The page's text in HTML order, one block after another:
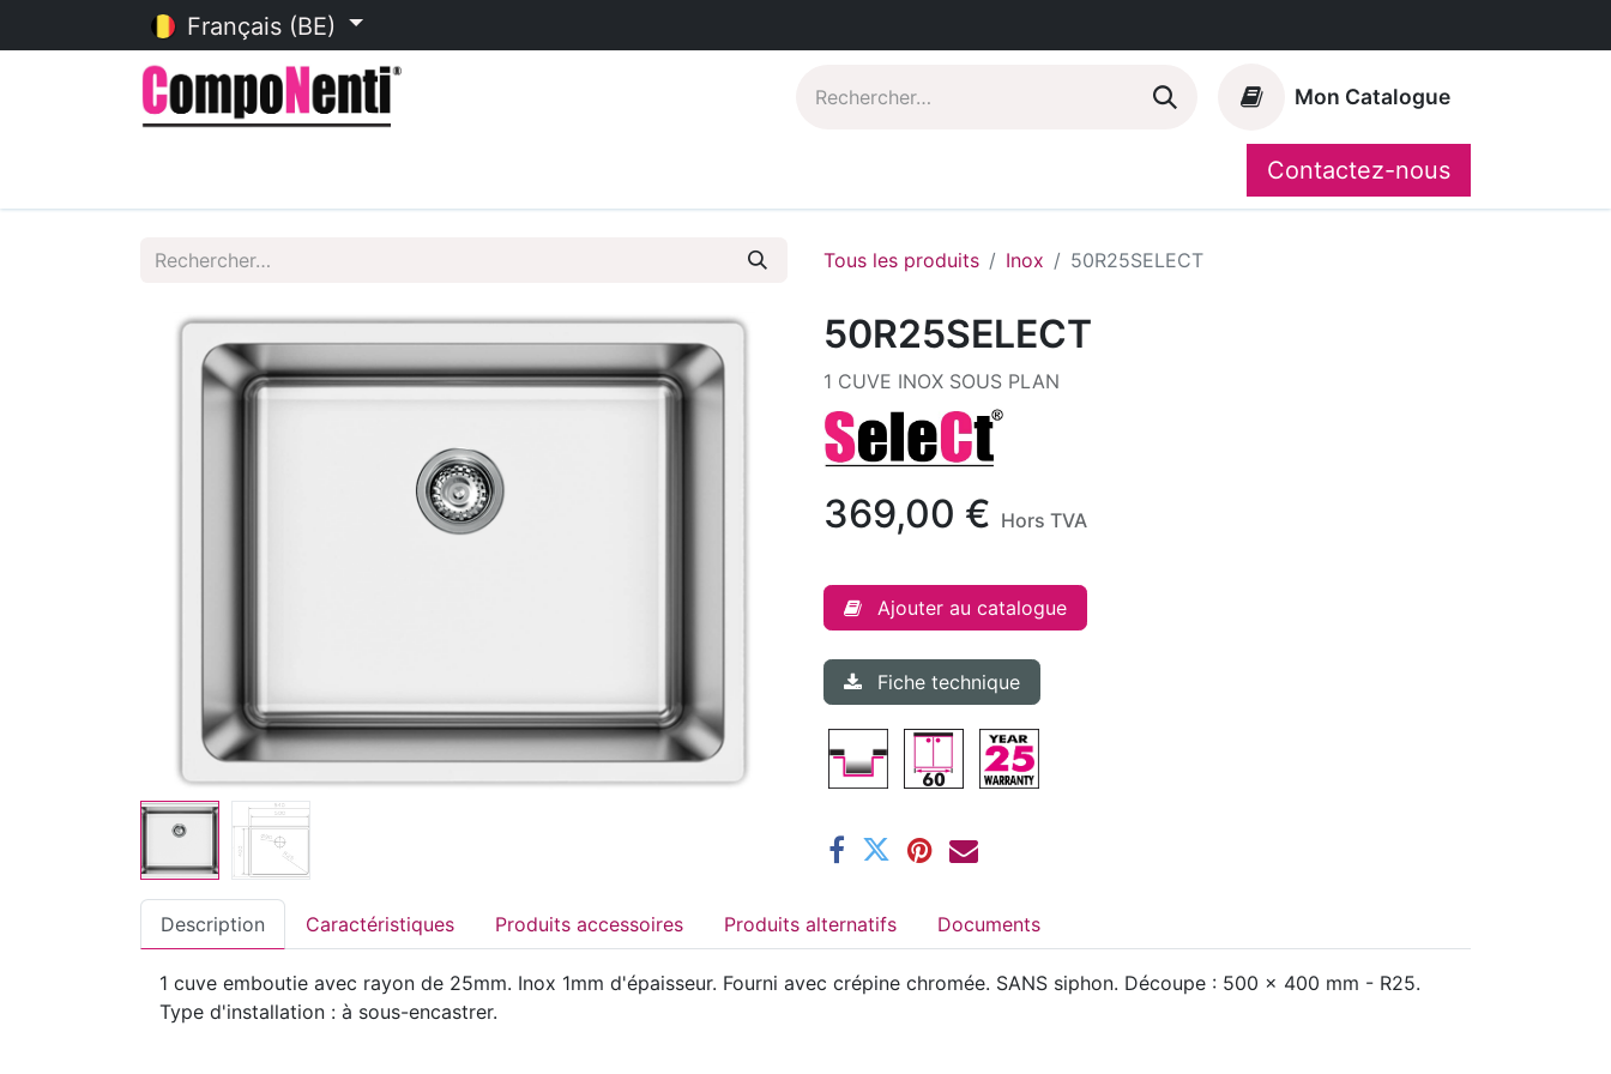
Français (BE)
Mon Catalogue
CompoShop
Contactez-nous
Tous les produits Inox 50R25SELECT
50R25SELECT
1 CUVE INOX SOUS PLAN
369,00 € Hors TVA
Ajouter au catalogue
Fiche technique
Description Caractéristiques Produits accessoires Produits alternatifs Documents
1 cuve emboutie avec rayon de 25mm. Inox 1mm d'épaisseur. Fourni avec crépine chromée. SANS siphon. Découpe : 500 x 400 mm - R25.
Type d'installation : à sous-encastrer.